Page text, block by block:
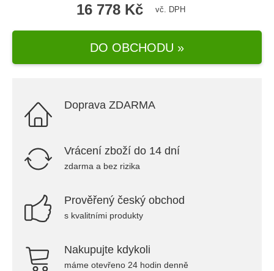
16 778 Kč vč. DPH
DO OBCHODU »
Doprava ZDARMA
Vrácení zboží do 14 dní
zdarma a bez rizika
Prověřený český obchod
s kvalitními produkty
Nakupujte kdykoli
máme otevřeno 24 hodin denně